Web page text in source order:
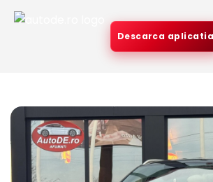
Descarca aplicatia